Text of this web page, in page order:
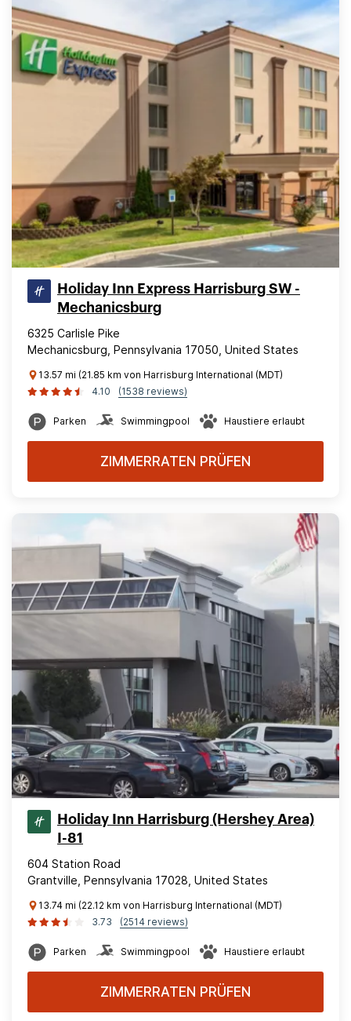
Holiday Inn Express Harrisburg SW -
Mechanicsburg
6325 Carlisle Pike
Mechanicsburg, Pennsylvania 17050, United States
13.57 mi (21.85 km von Harrisburg International (MDT)
4.10
(1538 reviews)
Parken Swimmingpool Haustiere erlaubt
ZIMMERRATEN PRÜFEN
Holiday Inn Harrisburg (Hershey Area)
I-81
604 Station Road
Grantville, Pennsylvania 17028, United States
13.74 mi (22.12 km von Harrisburg International (MDT)
3.73
(2514 reviews)
Parken Swimmingpool Haustiere erlaubt
ZIMMERRATEN PRÜFEN